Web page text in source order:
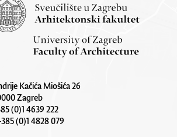
Kačića Miošića 26
Zagreb
(0)1 4639 222
(0)1 4828 079